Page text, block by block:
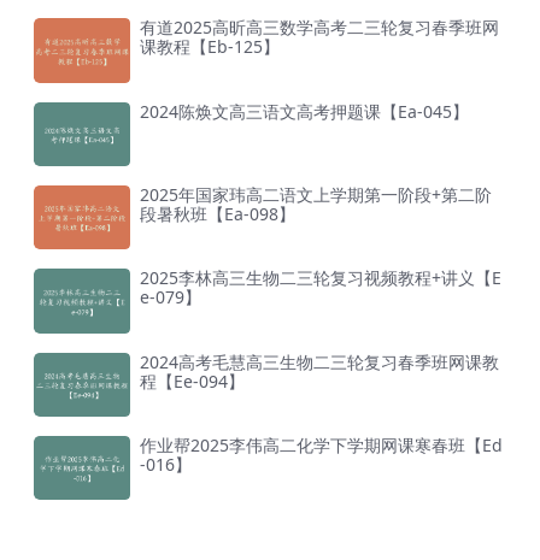
有道2025高昕高三数学高考二三轮复习春季班网
课教程【Eb-125】
2024陈焕文高三语文高考押题课【Ea-045】
2025年国家玮高二语文上学期第一阶段+第二阶
段暑秋班【Ea-098】
2025李林高三生物二三轮复习视频教程+讲义【E
e-079】
2024高考毛慧高三生物二三轮复习春季班网课教
程【Ee-094】
作业帮2025李伟高二化学下学期网课寒春班【Ed
-016】